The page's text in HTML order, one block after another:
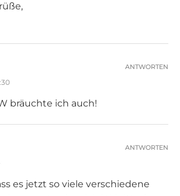
bräuchte ich auch!
ANTWORTEN
es jetzt so viele verschiedene
ANTWORTEN